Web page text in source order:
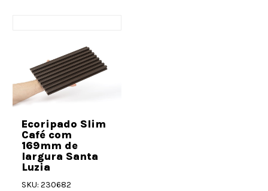
Ecoripado Slim
Café com
169mm de
largura Santa
Luzia
SKU: 230682